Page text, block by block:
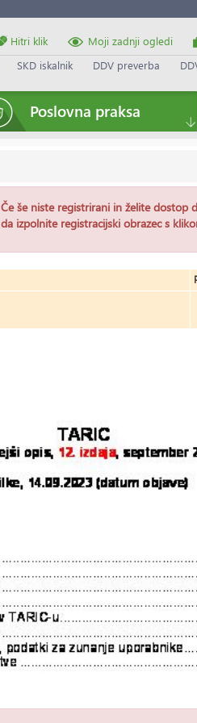
Hitri klik Moji zadnji ogledi
SKD iskalnik
DDV preverba
Poslovna praksa
Če še niste registrirani in želite dostop
da izpolnite registracijski obrazec s